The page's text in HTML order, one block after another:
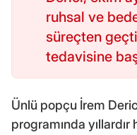
ruhsal ve
süreçten
tedavisine
Ünlü popçu İrem
programında